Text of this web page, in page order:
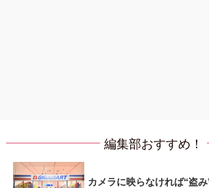
編集部おすすめ！
カメラに映らなければ“盗